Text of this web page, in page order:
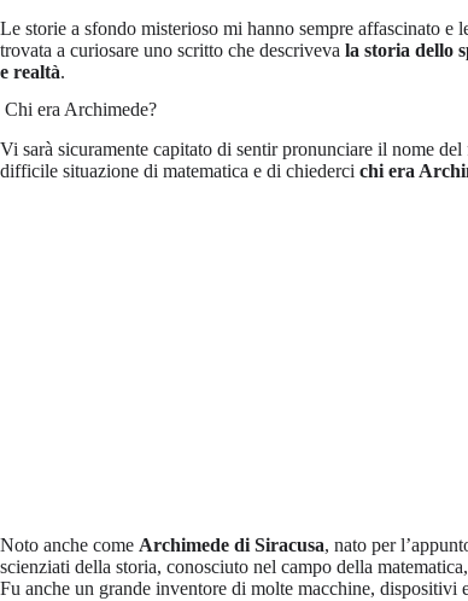
Le storie a sfondo misterioso mi hanno sempre affascinato e
trovata a curiosare uno scritto che descriveva la storia dello
e realtà.
Chi era Archimede?
Vi sarà sicuramente capitato di sentir pronunciare il nome del
difficile situazione di matematica e di chiederci chi era
Noto anche come Archimede di Siracusa, nato per
scienziati della storia, conosciuto nel campo della
Fu anche un grande inventore di molte macchine, dispositivi